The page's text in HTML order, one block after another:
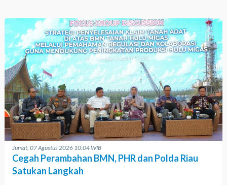
Jumat, 07 Agustus 2026 10:04 WIB
Cegah Perambahan BMN, PHR dan Polda Riau
Satukan Langkah